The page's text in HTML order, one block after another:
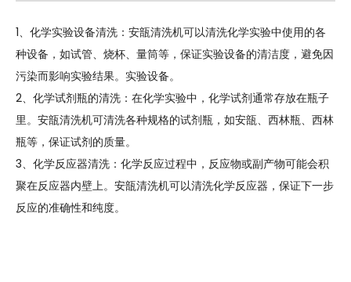
1、化学实验设备清洗：安瓿清洗机可以清洗化学实验中使用的各
种设备，如试管、烧杯、量筒等，保证实验设备的清洁度，避免因
污染而影响实验结果。实验设备。
2、化学试剂瓶的清洗：在化学实验中，化学试剂通常存放在瓶子
里。安瓿清洗机可清洗各种规格的试剂瓶，如安瓿、西林瓶、西林
瓶等，保证试剂的质量。
3、化学反应器清洗：化学反应过程中，反应物或副产物可能会积
聚在反应器内壁上。安瓿清洗机可以清洗化学反应器，保证下一步
反应的准确性和纯度。